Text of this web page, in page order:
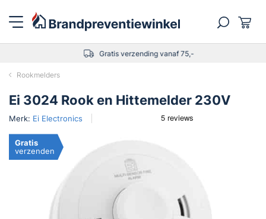
Gratis verzending vanaf 75,-
Rookmelders
Ei 3024 Rook en Hittemelder 230V
Merk: Ei Electronics
Gratis
verzenden